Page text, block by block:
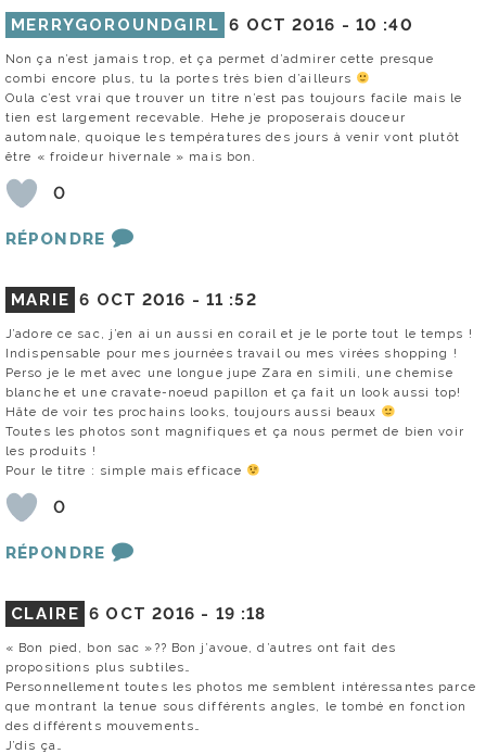
MERRYGOROUNDGIRL 6 OCT 2016 - 10 :40
Non ça n’est jamais trop, et ça permet d’admirer cette presque
combi encore plus, tu la portes très bien d’ailleurs
Oula c’est vrai que trouver un titre n’est pas toujours facile mais le
tien est largement recevable. Hehe je proposerais douceur
automnale, quoique les températures des jours à venir vont plutôt
être « froideur hivernale » mais bon.
0
RÉPONDRE
MARIE 6 OCT 2016 - 11 :52
J’adore ce sac, j’en ai un aussi en corail et je le porte tout le temps !
Indispensable pour mes journées travail ou mes virées shopping !
Perso je le met avec une longue jupe Zara en simili, une chemise
blanche et une cravate-noeud papillon et ça fait un look aussi top!
Hâte de voir tes prochains looks, toujours aussi beaux
Toutes les photos sont magnifiques et ça nous permet de bien voir
les produits !
Pour le titre : simple mais efficace
0
RÉPONDRE
CLAIRE 6 OCT 2016 - 19 :18
« Bon pied, bon sac »?? Bon j’avoue, d’autres ont fait des
propositions plus subtiles…
Personnellement toutes les photos me semblent intéressantes parce
que montrant la tenue sous différents angles, le tombé en fonction
des différents mouvements…
J’dis ça…